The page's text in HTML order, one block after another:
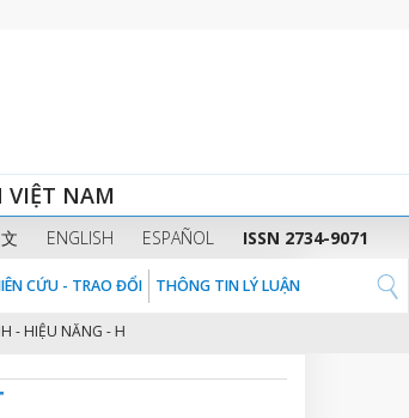
VIỆT NAM
ENGLISH ESPAÑOL ISSN 2734-9071
CỨU - TRAO ĐỔI THÔNG TIN LÝ LUẬN
NĂNG - HIỆU LỰC - HIỆU QUẢ” THEO TINH THẦN